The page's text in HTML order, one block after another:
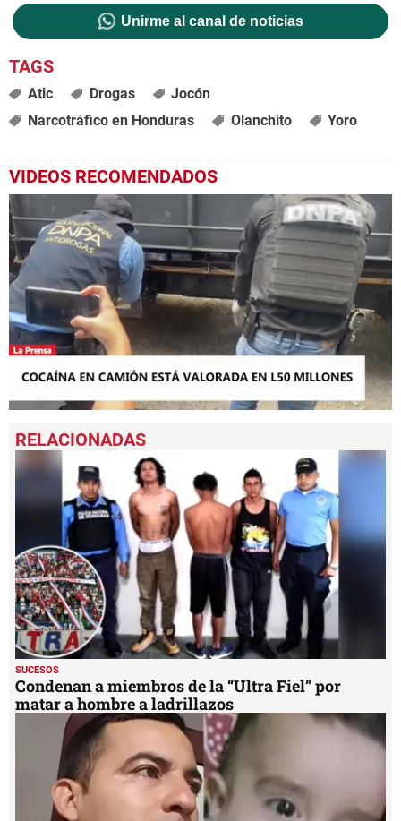
Unirme al canal de noticias
Atic Drogas
Jocón
Narcotráfico en Honduras
Olanchito Yoro
VIDEOS RECOMENDADOS
seconds
of
minutes,
seconds
SUCESOS
Condenan a miembros de la “Ultra Fiel” por
matar a hombre a ladrillazos